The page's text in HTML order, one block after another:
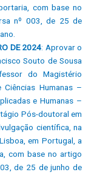
com base no
nº 003, de 25 de
DE 2024: Aprovar o
Souto de Sousa
do Magistério
Humanas –
e Humanas –
Pós-doutoral em
científica, na
em Portugal, a
com base no artigo
de 25 de junho de